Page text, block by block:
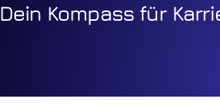
Dein Kompass für